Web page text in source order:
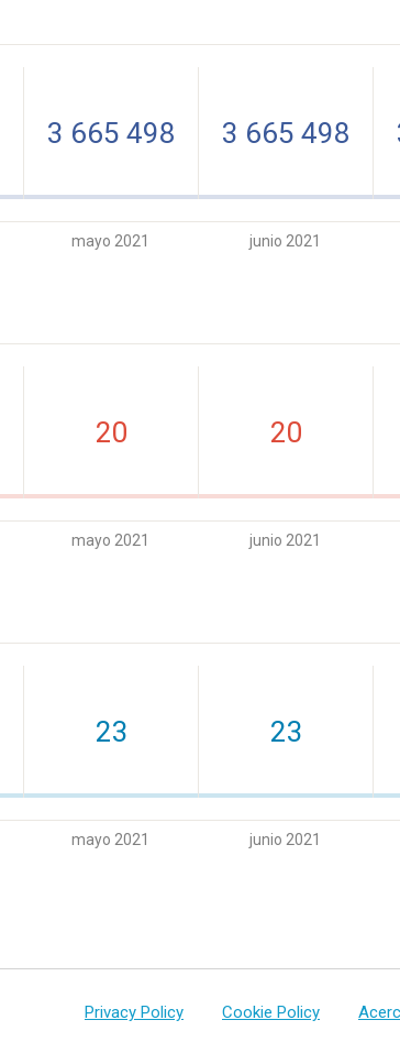
3 665 498
mayo 2021
3 665 498
junio 2021
20
mayo 2021
20
junio 2021
23
mayo 2021
23
junio 2021
Privacy Policy Cookie Policy